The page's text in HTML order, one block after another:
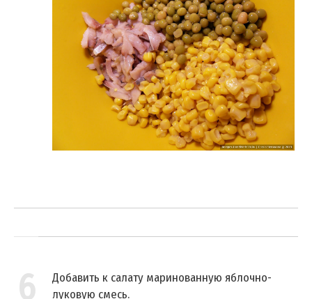
6
Добавить к салату маринованную яблочно-
луковую смесь.